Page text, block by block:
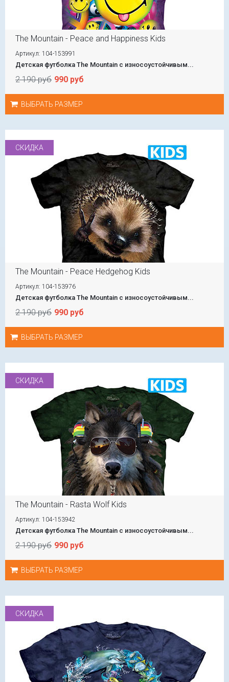
The Mountain - Peace and Happiness Kids
Артикул: 104-153991
Детская футболка The Mountain с износоустойчивым...
2 190 руб 990 руб
ВЫБРАТЬ РАЗМЕР
СКИДКА
The Mountain - Peace Hedgehog Kids
Артикул: 104-153976
Детская футболка The Mountain с износоустойчивым...
2 190 руб 990 руб
ВЫБРАТЬ РАЗМЕР
СКИДКА
The Mountain - Rasta Wolf Kids
Артикул: 104-153942
Детская футболка The Mountain с износоустойчивым...
2 190 руб 990 руб
ВЫБРАТЬ РАЗМЕР
СКИДКА